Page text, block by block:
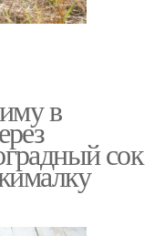
в
сок